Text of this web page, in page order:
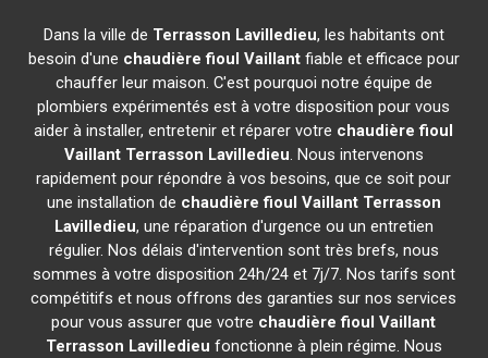
Dans la ville de Terrasson Lavilledieu, les habitants ont
besoin d'une chaudière fioul Vaillantfiable et efficace pour
chauffer leur maison. C'est pourquoi notre équipe de
plombiers expérimentés est à votre disposition pour vous
aider à installer, entretenir et réparer votre chaudière fioul
Vaillant Terrasson Lavilledieu. Nous intervenons
rapidement pour répondre à vos besoins, que ce soit pour
une installation de chaudière fioul Vaillant Terrasson
Lavilledieu, une réparation d'urgence ou un entretien
régulier. Nos délais d'intervention sont très brefs, nous
sommes à votre disposition 24h/24 et 7j/7. Nos tarifs sont
compétitifs et nous offrons des garanties sur nos services
pour vous assurer que votre chaudière fioul Vaillant
Terrasson Lavilledieu fonctionne à plein régime. Nous